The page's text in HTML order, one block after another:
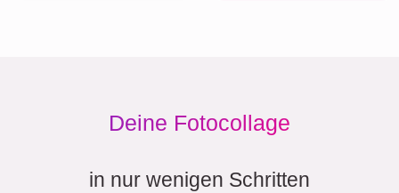
Deine Fotocollage
in nur wenigen Schritten